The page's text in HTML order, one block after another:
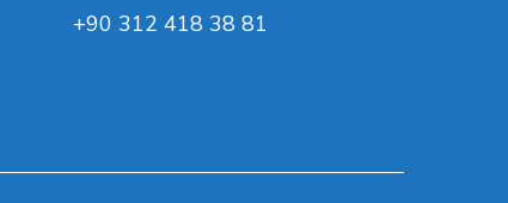
+90 312 418 38 81